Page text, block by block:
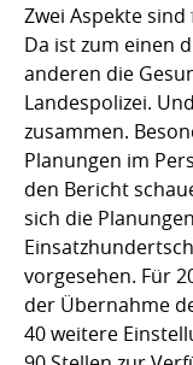
Zwei Aspekte
Da ist zum einen
anderen die
Landespolizei.
zusammen.
Planungen im
den Bericht
sich die
vorgesehen. Für
der Übernahme
40 weitere